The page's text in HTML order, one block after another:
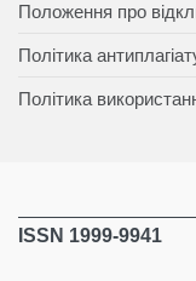
Положення про
Політика
Політика
ISSN 1999-9941